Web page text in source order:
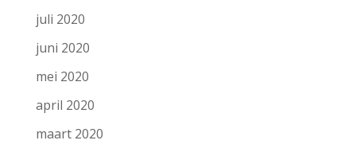
juli 2020
juni 2020
mei 2020
april 2020
maart 2020